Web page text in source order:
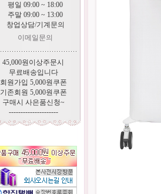
평일 09:00 ~ 18:00
주말 09:00 ~ 13:00
창업상담/기계문의
이메일문의
45,000원이상주문시
무료배송입니다
회원가입 5,000원쿠폰
기존회원 5,000원쿠폰
구매시 사은품신청~
---------------------